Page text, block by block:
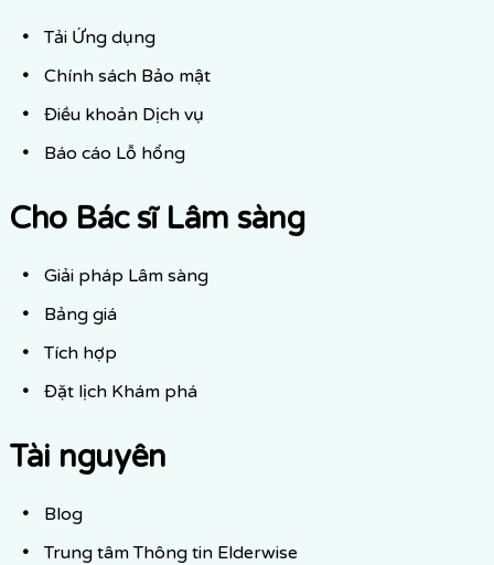
Tải Ứng dụng
Chính sách Bảo mật
Điều khoản Dịch vụ
Báo cáo Lỗ hổng
Cho Bác sĩ Lâm sàng
Giải pháp Lâm sàng
Bảng giá
Tích hợp
Đặt lịch Khám phá
Tài nguyên
Blog
Trung tâm Thông tin Elderwise